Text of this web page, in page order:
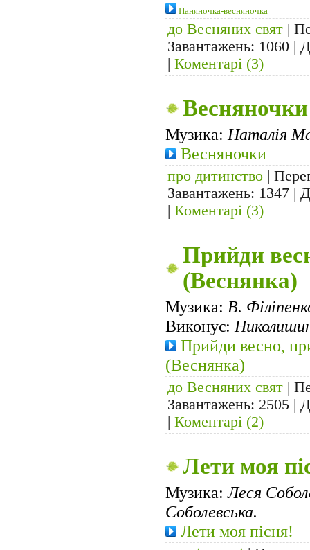
Паняночка-весняночка
до Весняних свят |
Завантажень: 1060 |
| Коментарі (3)
Весняночки
Музика: Наталія
Весняночки
про дитинство |
Завантажень: 1347 |
| Коментарі (3)
Прийди
(Веснянка)
Музика: В.
Виконує:
Прийди весно,
(Веснянка)
до Весняних свят |
Завантажень: 2505 |
| Коментарі (2)
Лети моя
Музика: Леся
Соболевська.
Лети моя пісня!